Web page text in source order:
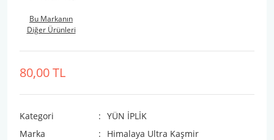
Bu Markanın
Diğer Ürünleri
80,00 TL
Kategori
YÜN İPLİK
Marka
Himalaya Ultra Kaşmir